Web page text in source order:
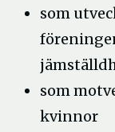
som
som
kvinnor